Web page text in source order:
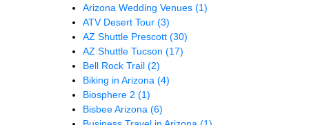
Arizona Wedding Venues (1)
ATV Desert Tour (3)
AZ Shuttle Prescott (30)
AZ Shuttle Tucson (17)
Bell Rock Trail (2)
Biking in Arizona (4)
Biosphere 2 (1)
Bisbee Arizona (6)